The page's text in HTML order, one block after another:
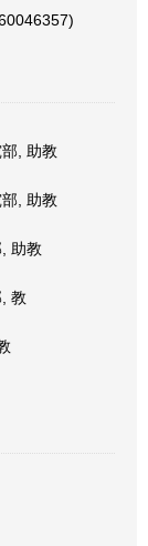
, 助教
, 助教
助教
教